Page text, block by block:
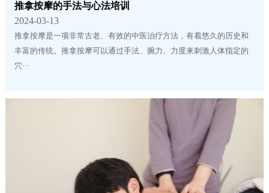
推拿按摩的手法与心法培训
2024-03-13
推拿按摩是一项非常古老、有效的中医治疗方法，有着悠久的历史和
丰富的传统。推拿按摩可以通过手法、腕力、力度来刺激人体指定的
穴···